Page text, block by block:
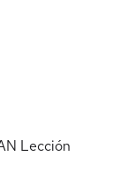
Lección